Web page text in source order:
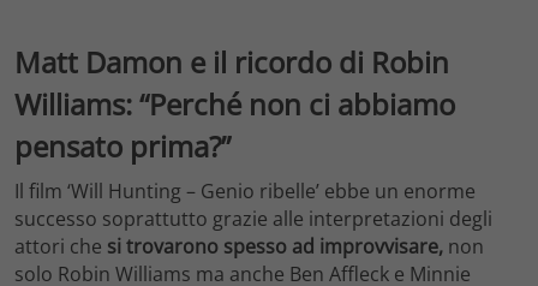
Matt Damon e il ricordo di Robin
Williams: “Perché non ci abbiamo
pensato prima?”
Il film ‘Will Hunting – Genio ribelle’ ebbe un enorme
successo soprattutto grazie alle interpretazioni degli
attori che si trovarono spesso ad improvvisare, non
solo Robin Williams ma anche Ben Affleck e Minnie